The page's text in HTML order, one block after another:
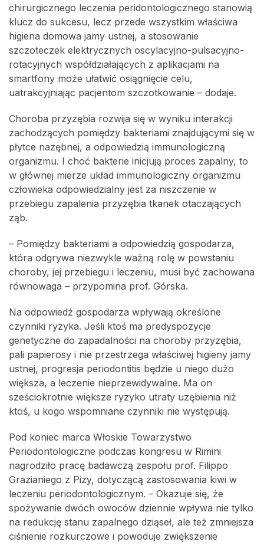
chirurgicznego leczenia peridontologicznego stanowią
klucz do sukcesu, lecz przede wszystkim właściwa
higiena domowa jamy ustnej, a stosowanie
szczoteczek elektrycznych oscylacyjno-pulsacyjno-
rotacyjnych współdziałających z aplikacjami na
smartfony może ułatwić osiągnięcie celu,
uatrakcyjniając pacjentom szczotkowanie – dodaje.
Choroba przyzębia rozwija się w wyniku interakcji
zachodzących pomiędzy bakteriami znajdującymi się w
płytce nazębnej, a odpowiedzią immunologiczną
organizmu. I choć bakterie inicjują proces zapalny, to
w głównej mierze układ immunologiczny organizmu
człowieka odpowiedzialny jest za niszczenie w
przebiegu zapalenia przyzębia tkanek otaczających
ząb.
– Pomiędzy bakteriami a odpowiedzią gospodarza,
która odgrywa niezwykle ważną rolę w powstaniu
choroby, jej przebiegu i leczeniu, musi być zachowana
równowaga – przypomina prof. Górska.
Na odpowiedź gospodarza wpływają określone
czynniki ryzyka. Jeśli ktoś ma predyspozycje
genetyczne do zapadalności na choroby przyzębia,
pali papierosy i nie przestrzega właściwej higieny jamy
ustnej, progresja periodontitis będzie u niego dużo
większa, a leczenie nieprzewidywalne. Ma on
sześciokrotnie większe ryzyko utraty uzębienia niż
ktoś, u kogo wspomniane czynniki nie występują.
Pod koniec marca Włoskie Towarzystwo
Periodontologiczne podczas kongresu w Rimini
nagrodziło pracę badawczą zespołu prof. Filippo
Grazianiego z Pizy, dotyczącą zastosowania kiwi w
leczeniu periodontologicznym. – Okazuje się, że
spożywanie dwóch owoców dziennie wpływa nie tylko
na redukcję stanu zapalnego dziąseł, ale też zmniejsza
ciśnienie rozkurczowe i powoduje zwiększenie